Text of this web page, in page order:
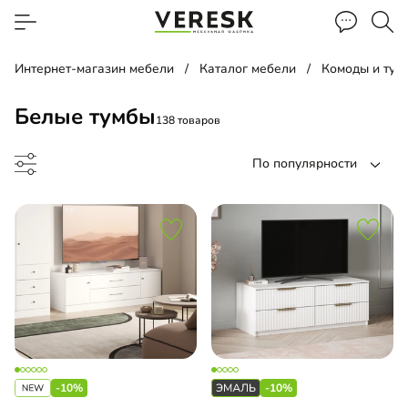
Интернет-магазин мебели Каталог мебели Комоды и
Белые тумбы138 товаров
По популярности
прикроватная
для обуви-10% -10%